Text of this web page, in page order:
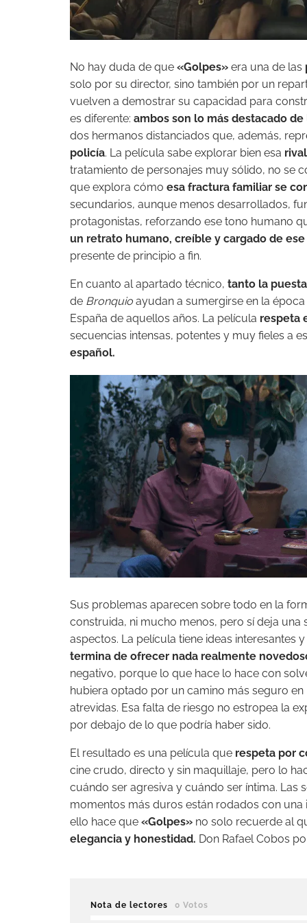
No hay duda de que «Golpes» era una de las
solo por su director, sino también por un
vuelven a demostrar su capacidad para
es diferente: ambos son lo más destacado
dos hermanos distanciados que, además,
policía. La película sabe explorar bien esa
tratamiento de personajes muy sólido, no se
que explora cómo esa fractura familiar se
secundarios, aunque menos desarrollados,
protagonistas, reforzando ese tono humano
un retrato humano, creíble y cargado de
presente de principio a fin.
En cuanto al apartado técnico, tanto la
de Bronquio ayudan a sumergirse en la
España de aquellos años. La película respeta
secuencias intensas, potentes y muy fieles a
español.
Sus problemas aparecen sobre todo en la
construida, ni mucho menos, pero sí deja una
aspectos. La película tiene ideas
termina de ofrecer nada realmente
negativo, porque lo que hace lo hace con
hubiera optado por un camino más seguro
atrevidas. Esa falta de riesgo no estropea la
por debajo de lo que podría haber sido.
El resultado es una película que respeta por
cine crudo, directo y sin maquillaje, pero lo
cuándo ser agresiva y cuándo ser íntima. Las
momentos más duros están rodados con
ello hace que «Golpes» no solo recuerde al
elegancia y honestidad. Don Rafael Cobos
Nota de lectores 0 Votos